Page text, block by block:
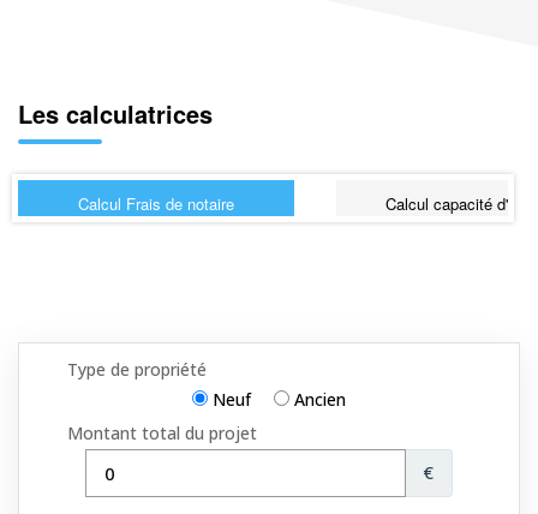
Les calculatrices
Calcul Frais de notaire Calcul capacité